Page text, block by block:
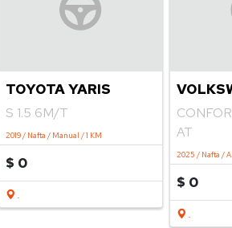
TOYOTA YARIS
S 1.5 6M/T
2019 / Nafta / Manual / 1 KM
$ 0
.
AT
2025 / Nafta /
$ 0
.